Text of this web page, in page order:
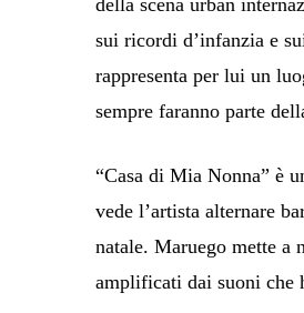
sui ricordi d’infanzia e
rappresenta per lui un
sempre faranno parte
“Casa di Mia Nonna” è
vede l’artista alternare
natale. Maruego mette a
amplificati dai suoni che